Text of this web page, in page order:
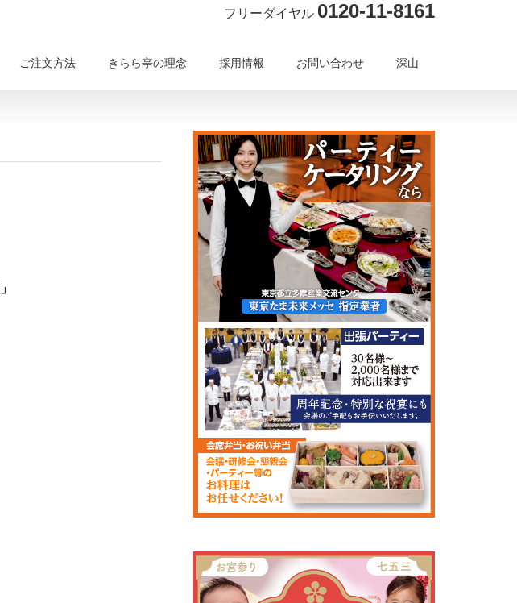
フリーダイヤル 0120-11-8161
ご注文方法 きらら亭の理念 採用情報 お問い合わせ 深山
」